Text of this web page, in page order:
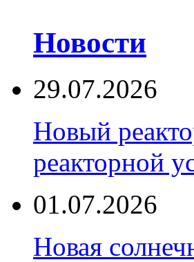
Новости
29.07.2026
Новый
реакторной
01.07.2026
Новая